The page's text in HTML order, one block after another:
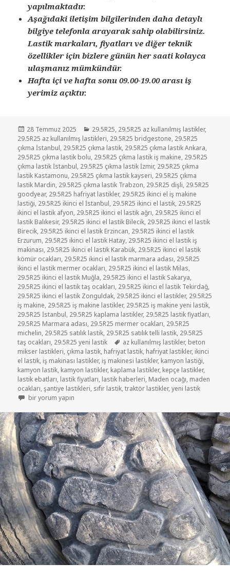
yapılmaktadır.
Aşağıdaki iletişim bilgilerinden daha detaylı
bilgiye telefonla arayarak sahip olabilirsiniz.
Lastik markaları, fiyatları ve diğer teknik
özellikler için bizlere günün her saati kolayca
ulaşmanız mümkündür.
Hafta içi ve hafta sonu 09.00-19.00 arası iş
yerimiz açıktır.
Yayın
tarihi
28 Temmuz 2025 Kategoriler
29.5R25, 29.5R25 az kullanılmış lastikler,
29.5R25 az kullanılmış lastikleri, 29.5R25 bridgestone, 29.5R25
çıkma İstanbul, 29.5R25 çıkma lastik, 29.5R25 çıkma lastik Ankara,
29.5R25 çıkma lastik bolu, 29.5R25 çıkma lastik iş makine, 29.5R25
çıkma lastik İstanbul, 29.5R25 çıkma lastik İzmir, 29.5R25 çıkma
lastik Kastamonu, 29.5R25 çıkma lastik kayseri, 29.5R25 çıkma
lastik Mardin, 29.5R25 çıkma lastik Trabzon, 29.5R25 dişli, 29.5R25
goodyear, 29.5R25 hafriyat lastikler, 29.5R25 ikinci el iş makine
lastiği, 29.5R25 ikinci el İstanbul, 29.5R25 ikinci el lastik, 29.5R25
ikinci el lastik afyon, 29.5R25 ikinci el lastik ağrı, 29.5R25 ikinci el
lastik Balıkesir, 29.5R25 ikinci el lastik Bilecik, 29.5R25 ikinci el lastik
Birecik, 29.5R25 ikinci el lastik Erzincan, 29.5R25 ikinci el lastik
Erzurum, 29.5R25 ikinci el lastik Hatay, 29.5R25 ikinci el lastik iş
makinası, 29.5R25 ikinci el lastik Karabük, 29.5R25 ikinci el lastik
kömür ocakları, 29.5R25 ikinci el lastik marmara adası, 29.5R25
ikinci el lastik mermer ocakları, 29.5R25 ikinci el lastik Milas,
29.5R25 ikinci el lastik Muğla, 29.5R25 ikinci el lastik Sakarya,
29.5R25 ikinci el lastik taş ocakları, 29.5R25 ikinci el lastik Tekirdağ,
29.5R25 ikinci el lastik Zonguldak, 29.5R25 ikinci el lastikler, 29.5R25
iş makine, 29.5R25 iş makine lastikler, 29.5R25 iş makine yeni lastik,
29.5R25 İstanbul, 29.5R25 kaplama lastikler, 29.5R25 lastik fiyatları,
29.5R25 Marmara adası, 29.5R25 mermer ocakları, 29.5R25
michelin, 29.5R25 satılık lastik, 29.5R25 satılık telli lastik, 29.5R25
taş ocakları, 29.5R25 yeni lastik Etiketler
az kullanılmış lastikler, beton
mikser lastikleri, çıkma lastik, hafriyat lastik, hafriyat lastikler, ikinci
el lastik, iş makinası lastikler, iş makinesi lastikler, kamyon lastiği,
kamyon lastik, kamyon lastikler, kaplama lastikler, kepçe lastikler,
lastik ebatları, lastik fiyatları, lastik haberleri, Maden ocağı, maden
ocakları,şantiye lastikleri, sıfır lastik,traktör lastikler,yeni lastik
29.5R25 İŞ MAKİNASI LASTİKLER için
bir yorum yapın